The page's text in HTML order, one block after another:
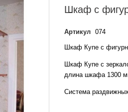
Шкаф с
Артикул 074
Шкаф Купе с
Шкаф Купе с
длина шкафа 1300
Система